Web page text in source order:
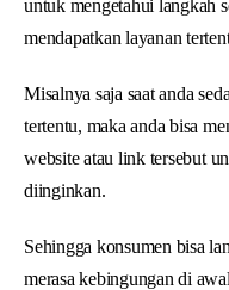
untuk mengetahui langkah
mendapatkan layanan
Misalnya saja saat anda
tertentu, maka anda bisa
website atau link tersebut
diinginkan.
Sehingga konsumen bisa
merasa kebingungan di